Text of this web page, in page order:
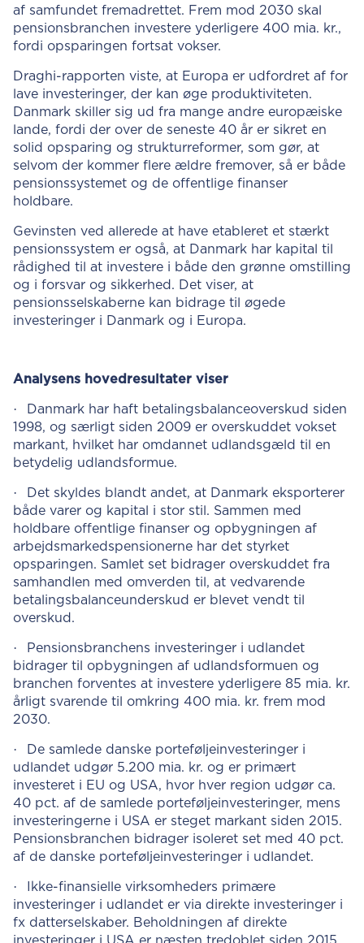
af samfundet fremadrettet. Frem mod 2030 skal
pensionsbranchen investere yderligere 400 mia. kr.,
fordi opsparingen fortsat vokser.
Draghi-rapporten viste, at Europa er udfordret af for
lave investeringer, der kan øge produktiviteten.
Danmark skiller sig ud fra mange andre europæiske
lande, fordi der over de seneste 40 år er sikret en
solid opsparing og strukturreformer, som gør, at
selvom der kommer flere ældre fremover, så er både
pensionssystemet og de offentlige finanser
holdbare.
Gevinsten ved allerede at have etableret et stærkt
pensionssystem er også, at Danmark har kapital til
rådighed til at investere i både den grønne omstilling
og i forsvar og sikkerhed. Det viser, at
pensionsselskaberne kan bidrage til øgede
investeringer i Danmark og i Europa.
Analysens hovedresultater viser
·
Danmark har haft betalingsbalanceoverskud siden
1998, og særligt siden 2009 er overskuddet vokset
markant, hvilket har omdannet udlandsgæld til en
betydelig udlandsformue.
·
Det skyldes blandt andet, at Danmark eksporterer
både varer og kapital i stor stil. Sammen med
holdbare offentlige finanser og opbygningen af
arbejdsmarkedspensionerne har det styrket
opsparingen. Samlet set bidrager overskuddet fra
samhandlen med omverden til, at vedvarende
betalingsbalanceunderskud er blevet vendt til
overskud.
·
Pensionsbranchens investeringer i udlandet
bidrager til opbygningen af udlandsformuen og
branchen forventes at investere yderligere 85 mia. kr.
årligt svarende til omkring 400 mia. kr. frem mod
2030.
·
De samlede danske porteføljeinvesteringer i
udlandet udgør 5.200 mia. kr. og er primært
investeret i EU og USA, hvor hver region udgør ca.
40 pct. af de samlede porteføljeinvesteringer, mens
investeringerne i USA er steget markant siden 2015.
Pensionsbranchen bidrager isoleret set med 40 pct.
af de danske porteføljeinvesteringer i udlandet.
·
Ikke-finansielle virksomheders primære
investeringer i udlandet er via direkte investeringer i
fx datterselskaber. Beholdningen af direkte